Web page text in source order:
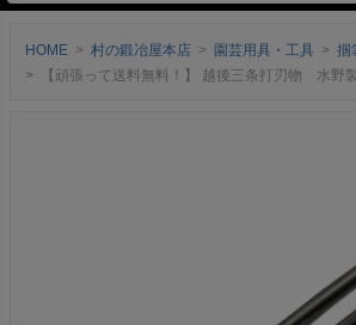
HOME 村の鍛冶屋本店 園芸用具・工具
掴
【頑張って送料無料！】 越後三条打刃物 水野製作所 東京一